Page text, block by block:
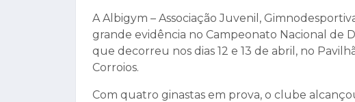
A Albigym – Associação Juvenil,
grande evidência no Campeonato Nacional de
que decorreu nos dias 12 e 13 de abril, no
Corroios.
Com quatro ginastas em prova, o clube